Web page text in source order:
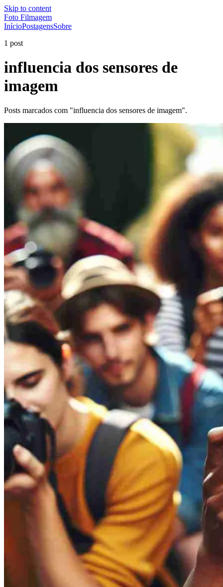
Skip to content
Foto Filmagem
InícioPostagensSobre
1 post
influencia dos sensores de
imagem
Posts marcados com "influencia dos sensores de imagem".